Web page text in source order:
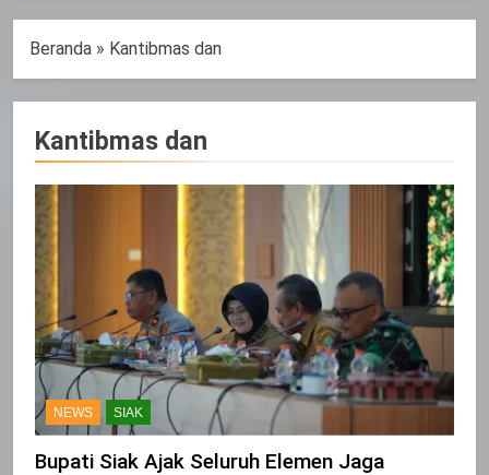
Beranda » Kantibmas dan
Kantibmas dan
NEWS SIAK
Bupati Siak Ajak Seluruh Elemen Jaga